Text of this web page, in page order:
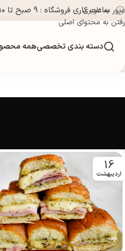
عبور به ناوبری
رفتن به محتوای اصلی
ساعت کاری فروشگاه : 9 صبح تا 10 شب
دسته بندی تخصصیهمه
16
اردیبهشت